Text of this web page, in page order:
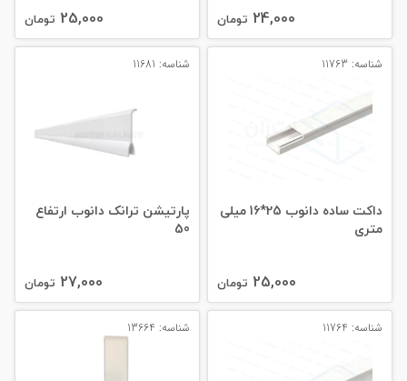
24,000 تومان 25,000 تومان
شناسه: 11763
داکت ساده دانوب 25*16 میلی‌
متری
25,000 تومان
شناسه: 11681
پارتیشن ترانک دانوب ارتفاع
50
27,000 تومان
شناسه: 11764 شناسه: 13664